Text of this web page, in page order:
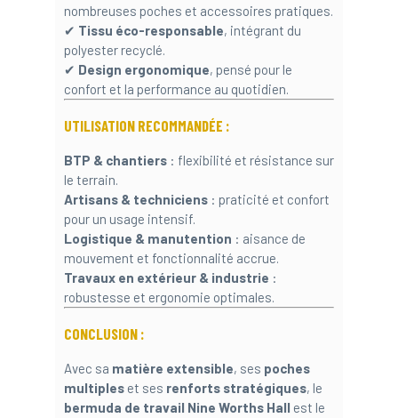
nombreuses poches et accessoires pratiques.
✔ Tissu éco-responsable, intégrant du
polyester recyclé.
✔ Design ergonomique, pensé pour le
confort et la performance au quotidien.
UTILISATION RECOMMANDÉE :
BTP & chantiers: flexibilité et résistance sur
le terrain.
Artisans & techniciens: praticité et confort
pour un usage intensif.
Logistique & manutention : aisance de
mouvement et fonctionnalité accrue.
Travaux en extérieur & industrie :
robustesse et ergonomie optimales.
CONCLUSION :
Avec sa matière extensible, ses poches
multipleset ses renforts stratégiques, le
bermuda de travail Nine Worths Hall est le